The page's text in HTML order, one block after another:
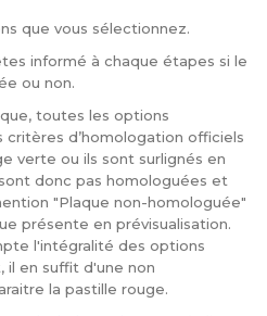
que vous sélectionnez.
informé à chaque étapes si le
ou non.
toutes les options
d’homologation officiels
verte ou ils sont surlignés en
donc pas homologuées et
"Plaque non-homologuée"
présente en prévisualisation.
l'intégralité des options
il en suffit d'une non
la pastille rouge.